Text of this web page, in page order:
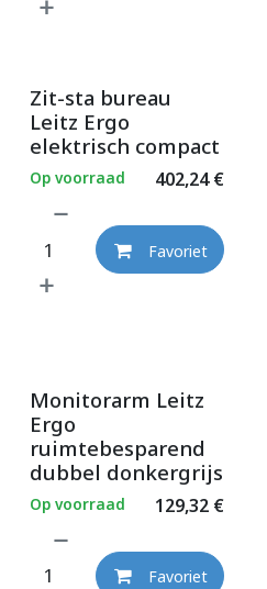
Zit-sta bureau
Leitz Ergo
elektrisch compact
402,24€
Op voorraad
Favoriet
Monitorarm Leitz
Ergo
ruimtebesparend
dubbel donkergrijs
129,32€
Op voorraad
Favoriet